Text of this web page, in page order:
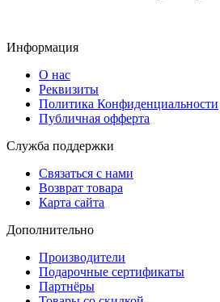
Информация
О нас
Реквизиты
Политика Конфиденциальности
Публичная офферта
Служба поддержки
Связаться с нами
Возврат товара
Карта сайта
Дополнительно
Производители
Подарочные сертификаты
Партнёры